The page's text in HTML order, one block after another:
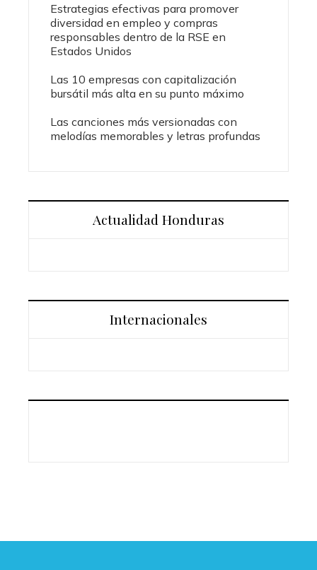
Estrategias efectivas para promover
diversidad en empleo y compras
responsables dentro de la RSE en
Estados Unidos
Las 10 empresas con capitalización
bursátil más alta en su punto máximo
Las canciones más versionadas con
melodías memorables y letras profundas
Actualidad Honduras
Internacionales